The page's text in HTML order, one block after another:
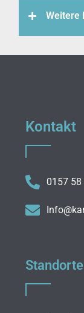
Weitere
Kontakt
0157 58
Standorte